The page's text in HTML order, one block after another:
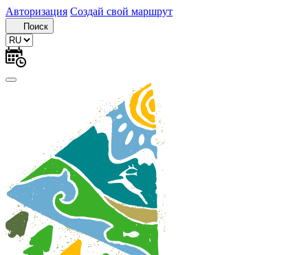
Авторизация Создай свой маршрут
Поиск